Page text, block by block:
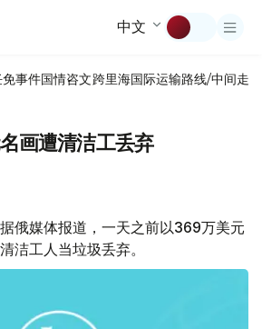
中文
免事件国情咨文跨里海国际运输路线/中间走廊
画遭清洁工丢弃
俄媒体报道，一天之前以369万美元
洁工人当垃圾丢弃。